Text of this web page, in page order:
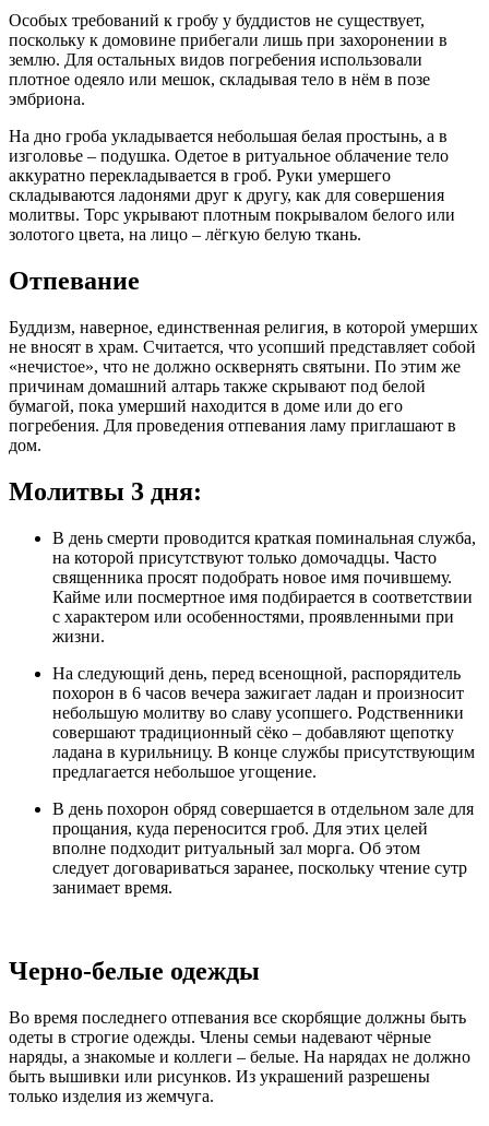
Особых требований к гробу у буддистов не существует,
поскольку к домовине прибегали лишь при захоронении в
землю. Для остальных видов погребения использовали
плотное одеяло или мешок, складывая тело в нём в позе
эмбриона.
На дно гроба укладывается небольшая белая простынь, а в
изголовье – подушка. Одетое в ритуальное облачение тело
аккуратно перекладывается в гроб. Руки умершего
складываются ладонями друг к другу, как для совершения
молитвы. Торс укрывают плотным покрывалом белого или
золотого цвета, на лицо – лёгкую белую ткань.
Отпевание
Буддизм, наверное, единственная религия, в которой умерших
не вносят в храм. Считается, что усопший представляет собой
«нечистое», что не должно осквернять святыни. По этим же
причинам домашний алтарь также скрывают под белой
бумагой, пока умерший находится в доме или до его
погребения. Для проведения отпевания ламу приглашают в
дом.
Молитвы 3 дня:
В день смерти проводится краткая поминальная служба,
на которой присутствуют только домочадцы. Часто
священника просят подобрать новое имя почившему.
Кайме или посмертное имя подбирается в соответствии
с характером или особенностями, проявленными при
жизни.
На следующий день, перед всенощной, распорядитель
похорон в 6 часов вечера зажигает ладан и произносит
небольшую молитву во славу усопшего. Родственники
совершают традиционный сёко – добавляют щепотку
ладана в курильницу. В конце службы присутствующим
предлагается небольшое угощение.
В день похорон обряд совершается в отдельном зале для
прощания, куда переносится гроб. Для этих целей
вполне подходит ритуальный зал морга. Об этом
следует договариваться заранее, поскольку чтение сутр
занимает время.
Черно-белые одежды
Во время последнего отпевания все скорбящие должны быть
одеты в строгие одежды. Члены семьи надевают чёрные
наряды, а знакомые и коллеги – белые. На нарядах не должно
быть вышивки или рисунков. Из украшений разрешены
только изделия из жемчуга.